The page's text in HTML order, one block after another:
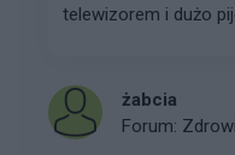
telewizorem i dużo
żabcia
Forum: